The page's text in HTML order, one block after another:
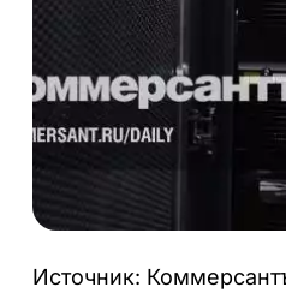
Источник: